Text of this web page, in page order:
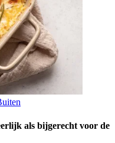
als bijgerecht voor de